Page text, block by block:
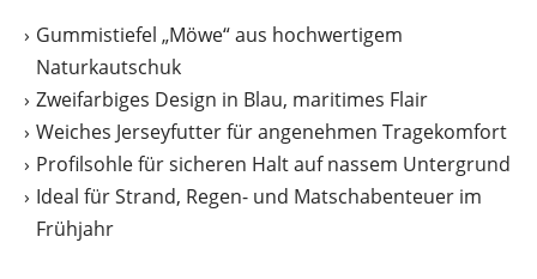
Gummistiefel „Möwe“ aus hochwertigem
Naturkautschuk
Zweifarbiges Design in Blau, maritimes Flair
Weiches Jerseyfutter für angenehmen Tragekomfort
Profilsohle für sicheren Halt auf nassem Untergrund
Ideal für Strand, Regen- und Matschabenteuer im
Frühjahr